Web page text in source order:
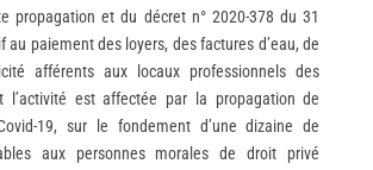
propagation et du décret n° 2020-378 du 31
au paiement des loyers, des factures d’eau, de
afférents aux locaux professionnels des
l’activité est affectée par la propagation de
19, sur le fondement d’une dizaine de
aux personnes morales de droit privé